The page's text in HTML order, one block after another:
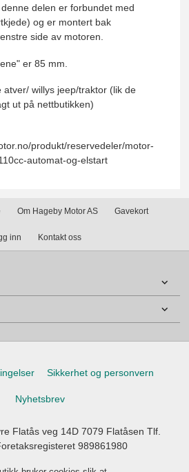
delen er forbundet med
og er montert bak
side av motoren.
er 85 mm.
atver/ willys jeep/traktor (lik de
ut på nettbutikken)
produkt/reservedeler/motor-
automat-og-elstart
Om Hageby Motor AS Gavekort
inn Kontakt oss
Sikkerhet og personvern
Nyhetsbrev
Flatås veg 14D 7079 Flatåsen Tlf.
989861980